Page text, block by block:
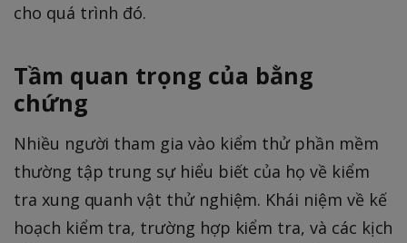
cho quá trình đó.
Tầm quan trọng của bằng
chứng
Nhiều người tham gia vào kiểm thử phần mềm
thường tập trung sự hiểu biết của họ về kiểm
tra xung quanh vật thử nghiệm. Khái niệm về kế
hoạch kiểm tra, trường hợp kiểm tra, và các kịch